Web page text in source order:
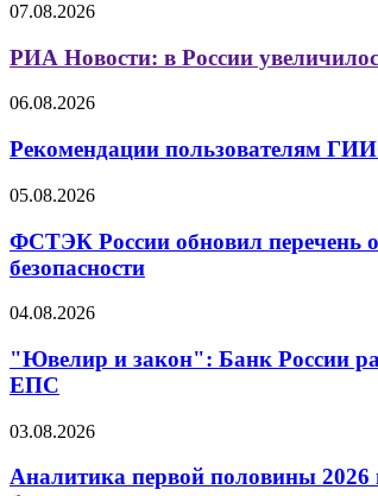
07.08.2026
РИА Новости: в России
06.08.2026
Рекомендации пользователям
05.08.2026
ФСТЭК России обновил перечень
безопасности
04.08.2026
"Ювелир и закон": Банк России
ЕПС
03.08.2026
Аналитика первой половины